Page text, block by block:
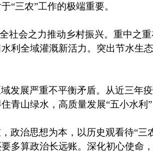
“三农”工作的极端重要。
社会之力推动乡村振兴。重中之
利全域灌溉新活力。突出节水生
发展严重不平衡矛盾。从近三年
青山绿水，高质量发展“五小水利
政治思想为本，以历史观看待“三
多算政治长远账。深化初心使命